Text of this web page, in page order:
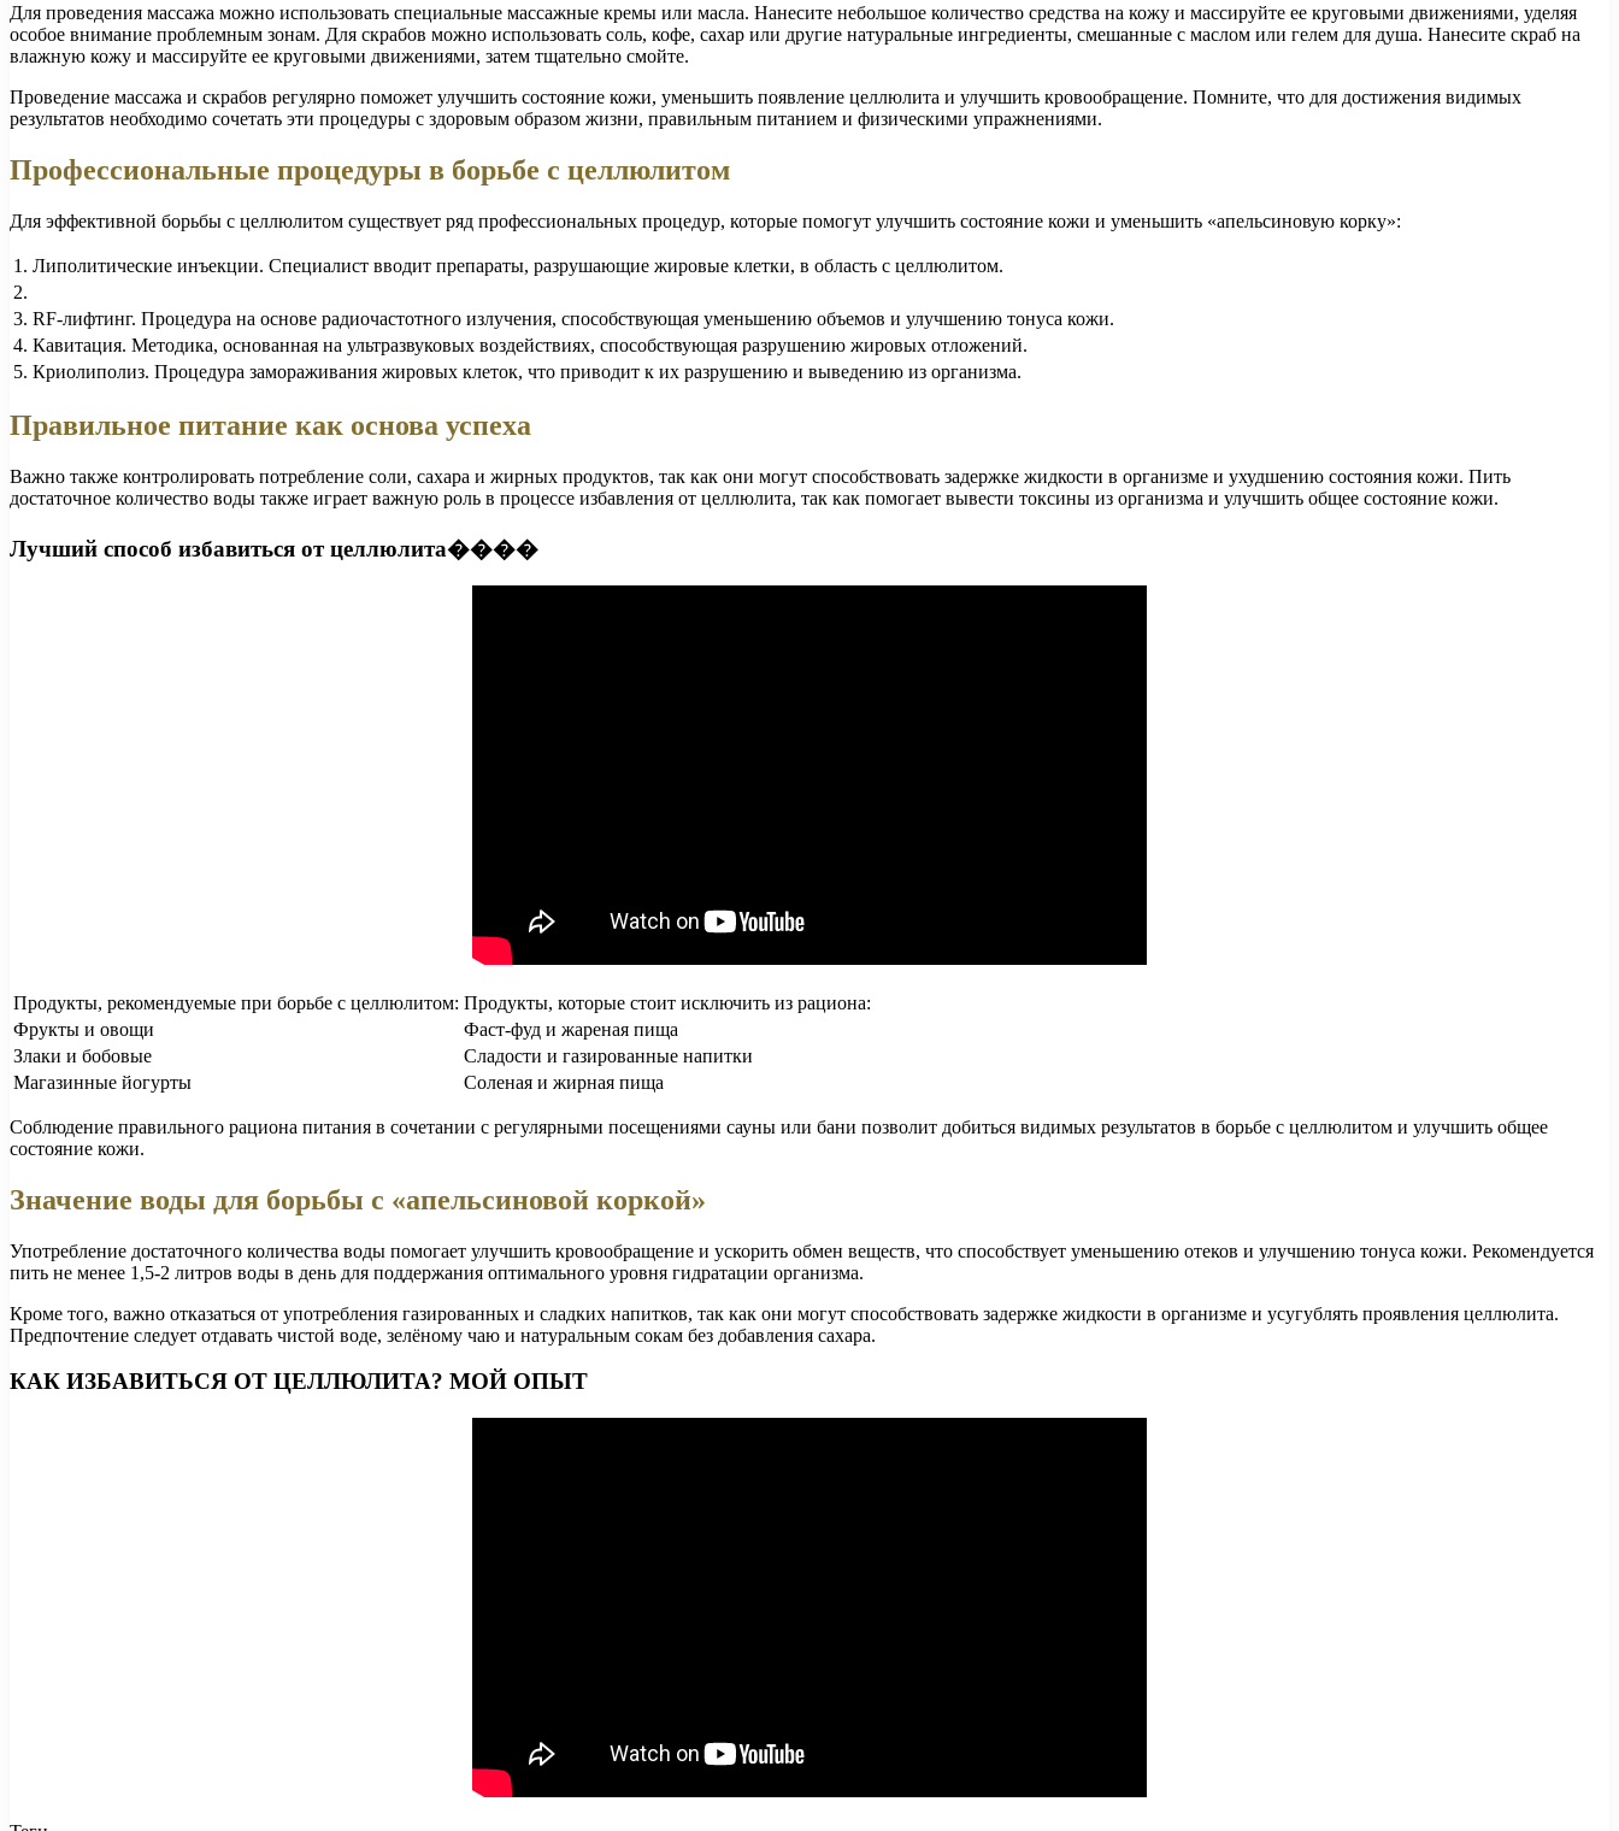
Для проведения массажа можно использовать специальные массажные кремы или масла. Нанесите небольшое количество средства на кожу и массируйте ее круговыми движениями, уделяя
особое внимание проблемным зонам. Для скрабов можно использовать соль, кофе, сахар или другие натуральные ингредиенты, смешанные с маслом или гелем для душа. Нанесите скраб на
влажную кожу и массируйте ее круговыми движениями, затем тщательно смойте.
Проведение массажа и скрабов регулярно поможет улучшить состояние кожи, уменьшить появление целлюлита и улучшить кровообращение. Помните, что для достижения видимых
результатов необходимо сочетать эти процедуры с здоровым образом жизни, правильным питанием и физическими упражнениями.
Профессиональные процедуры в борьбе с целлюлитом
Для эффективной борьбы с целлюлитом существует ряд профессиональных процедур, которые помогут улучшить состояние кожи и уменьшить «апельсиновую корку»:
1. Липолитические инъекции. Специалист вводит препараты, разрушающие жировые клетки, в область с целлюлитом.
2.
3. RF-лифтинг. Процедура на основе радиочастотного излучения, способствующая уменьшению объемов и улучшению тонуса кожи.
4. Кавитация. Методика, основанная на ультразвуковых воздействиях, способствующая разрушению жировых отложений.
5. Криолиполиз. Процедура замораживания жировых клеток, что приводит к их разрушению и выведению из организма.
Правильное питание как основа успеха
Важно также контролировать потребление соли, сахара и жирных продуктов, так как они могут способствовать задержке жидкости в организме и ухудшению состояния кожи. Пить
достаточное количество воды также играет важную роль в процессе избавления от целлюлита, так как помогает вывести токсины из организма и улучшить общее состояние кожи.
Лучший способ избавиться от целлюлита����
Продукты, рекомендуемые при борьбе с целлюлитом: Продукты, которые стоит исключить из рациона:
Фрукты и овощи
Фаст-фуд и жареная пища
Злаки и бобовые
Сладости и газированные напитки
Магазинные йогурты
Соленая и жирная пища
Соблюдение правильного рациона питания в сочетании с регулярными посещениями сауны или бани позволит добиться видимых результатов в борьбе с целлюлитом и улучшить общее
состояние кожи.
Значение воды для борьбы с «апельсиновой коркой»
Употребление достаточного количества воды помогает улучшить кровообращение и ускорить обмен веществ, что способствует уменьшению отеков и улучшению тонуса кожи. Рекомендуется
пить не менее 1,5-2 литров воды в день для поддержания оптимального уровня гидратации организма.
Кроме того, важно отказаться от употребления газированных и сладких напитков, так как они могут способствовать задержке жидкости в организме и усугублять проявления целлюлита.
Предпочтение следует отдавать чистой воде, зелёному чаю и натуральным сокам без добавления сахара.
КАК ИЗБАВИТЬСЯ ОТ ЦЕЛЛЮЛИТА? МОЙ ОПЫТ